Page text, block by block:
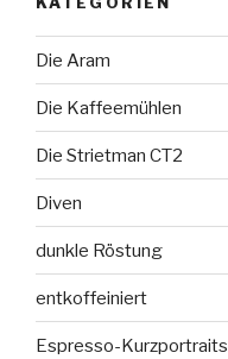
Die Aram
Die Kaffeemühlen
Die Strietman CT2
Diven
dunkle Röstung
entkoffeiniert
Espresso-Kurzportraits